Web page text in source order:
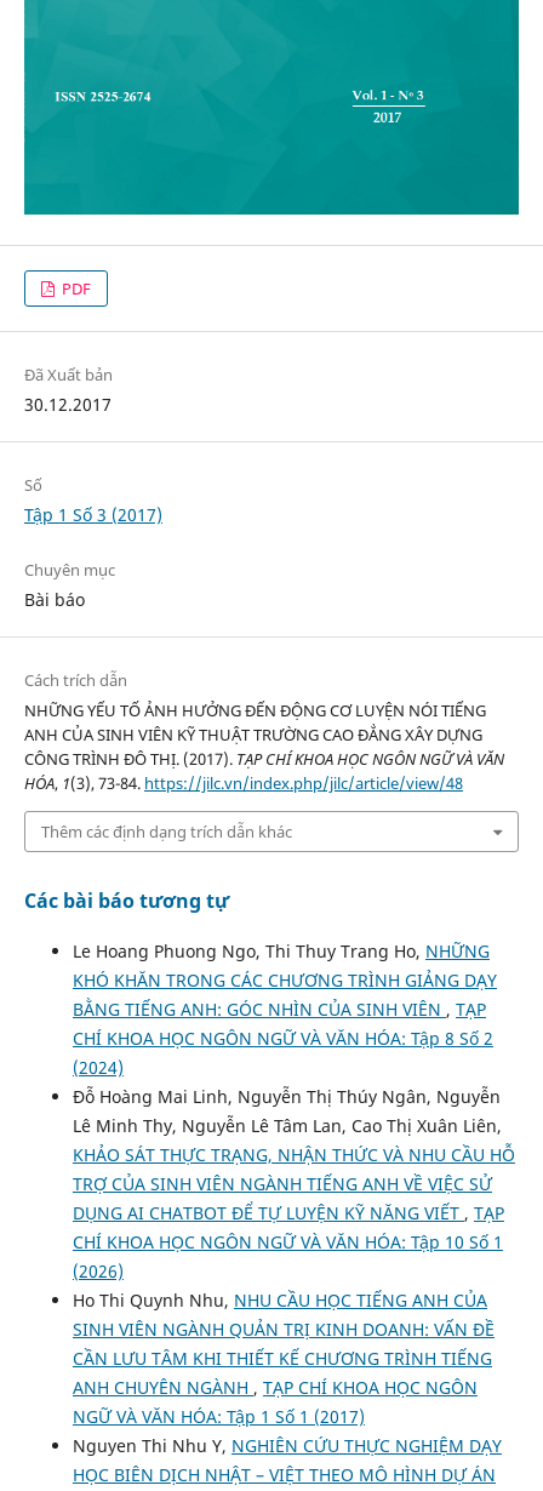
PDF
Đã Xuất bản
30.12.2017
Số
Tập 1 Số 3 (2017)
Chuyên mục
Bài báo
Cách trích dẫn
NHỮNG YẾU TỐ ẢNH HƯỞNG ĐẾN ĐỘNG CƠ LUYỆN NÓI TIẾNG
ANH CỦA SINH VIÊN KỸ THUẬT TRƯỜNG CAO ĐẲNG XÂY DỰNG
CÔNG TRÌNH ĐÔ THỊ. (2017). TẠP CHÍ KHOA HỌC NGÔN NGỮ VÀ VĂN
HÓA, 1(3), 73-84. https://jilc.vn/index.php/jilc/article/view/48
Thêm các định dạng trích dẫn khác
Các bài báo tương tự
Le Hoang Phuong Ngo, Thi Thuy Trang Ho, NHỮNG
KHÓ KHĂN TRONG CÁC CHƯƠNG TRÌNH GIẢNG DẠY
BẰNG TIẾNG ANH: GÓC NHÌN CỦA SINH VIÊN , TẠP
CHÍ KHOA HỌC NGÔN NGỮ VÀ VĂN HÓA: Tập 8 Số 2
(2024)
Đỗ Hoàng Mai Linh, Nguyễn Thị Thúy Ngân, Nguyễn
Lê Minh Thy, Nguyễn Lê Tâm Lan, Cao Thị Xuân Liên,
KHẢO SÁT THỰC TRẠNG, NHẬN THỨC VÀ NHU CẦU HỖ
TRỢ CỦA SINH VIÊN NGÀNH TIẾNG ANH VỀ VIỆC SỬ
DỤNG AI CHATBOT ĐỂ TỰ LUYỆN KỸ NĂNG VIẾT , TẠP
CHÍ KHOA HỌC NGÔN NGỮ VÀ VĂN HÓA: Tập 10 Số 1
(2026)
Ho Thi Quynh Nhu, NHU CẦU HỌC TIẾNG ANH CỦA
SINH VIÊN NGÀNH QUẢN TRỊ KINH DOANH: VẤN ĐỀ
CẦN LƯU TÂM KHI THIẾT KẾ CHƯƠNG TRÌNH TIẾNG
ANH CHUYÊN NGÀNH , TẠP CHÍ KHOA HỌC NGÔN
NGỮ VÀ VĂN HÓA: Tập 1 Số 1 (2017)
Nguyen Thi Nhu Y, NGHIÊN CỨU THỰC NGHIỆM DẠY
HỌC BIÊN DỊCH NHẬT – VIỆT THEO MÔ HÌNH DỰ ÁN